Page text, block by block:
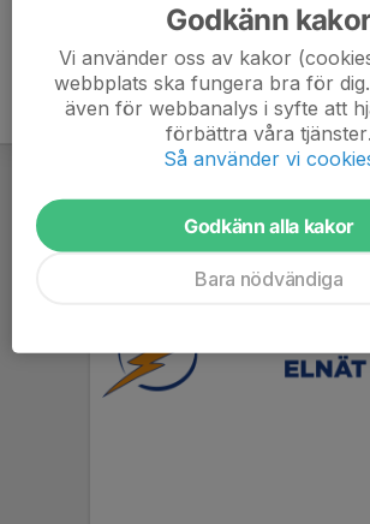
Godkänn
Vi använder oss av kakor
webbplats ska fungera bra för
även för webbanalys i syfte att
förbättra våra tjänster.
Så använder vi
Godkänn alla kakor
Bara nödvändiga